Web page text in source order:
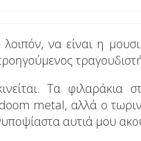
λοιπόν, να είναι η
Τα φιλαράκια
metal, αλλά ο
αυτιά μου